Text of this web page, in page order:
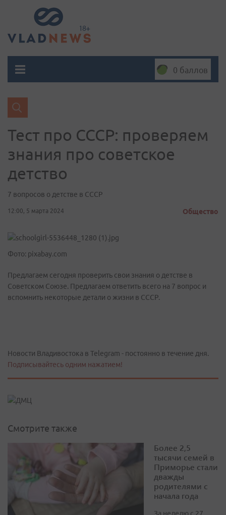
0 баллов
Тест про СССР: проверяем
знания про советское
детство
7 вопросов о детстве в СССР
12:00, 5 марта 2024 Общество
Фото: pixabay.com
Предлагаем сегодня проверить свои знания о детстве в
Советском Союзе. Предлагаем ответить всего на 7 вопрос и
вспомнить некоторые детали о жизни в СССР.
Новости Владивостока в Telegram - постоянно в течение дня.
Подписывайтесь одним нажатием!
Смотрите также
Более 2,5
тысячи семей в
Приморье стали
дважды
родителями с
начала года